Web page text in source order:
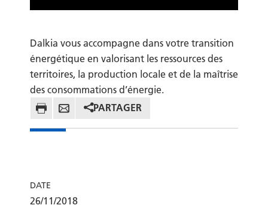
Dalkia vous accompagne dans votre transition
énergétique en valorisant les ressources des
territoires, la production locale et de la maîtrise
des consommations d’énergie.
PARTAGER
DATE
26/11/2018